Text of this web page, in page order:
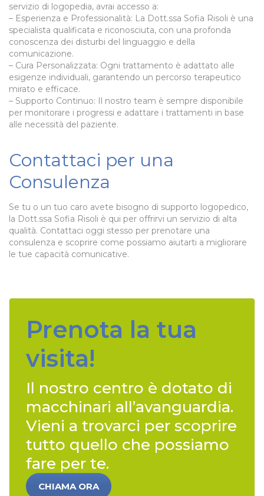
servizio di logopedia, avrai accesso a:
– Esperienza e Professionalità: La Dott.ssa Sofia Risoli è una
specialista qualificata e riconosciuta, con una profonda
conoscenza dei disturbi del linguaggio e della
comunicazione.
– Cura Personalizzata: Ogni trattamento è adattato alle
esigenze individuali, garantendo un percorso terapeutico
mirato e efficace.
– Supporto Continuo: Il nostro team è sempre disponibile
per monitorare i progressi e adattare i trattamenti in base
alle necessità del paziente.
Contattaci per una
Consulenza
Se tu o un tuo caro avete bisogno di supporto logopedico,
la Dott.ssa Sofia Risoli è qui per offrirvi un servizio di alta
qualità. Contattaci oggi stesso per prenotare una
consulenza e scoprire come possiamo aiutarti a migliorare
le tue capacità comunicative.
Prenota la tua
visita!
Il nostro centro è dotato di
macchinari all’avanguardia.
Vieni a trovarci per scoprire
tutto quello che possiamo
fare per te.
CHIAMA ORA